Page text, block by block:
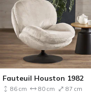
Fauteuil Houston 1982
86 cm 80 cm 87 cm